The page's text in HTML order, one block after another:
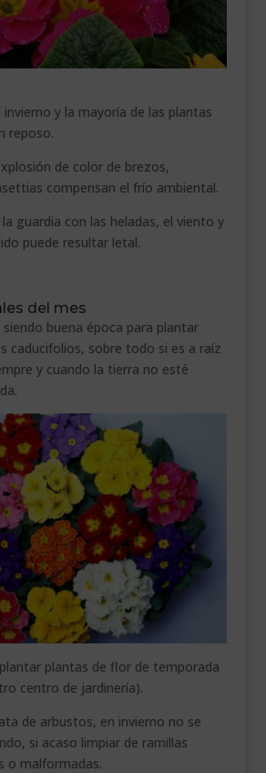
y la mayoría de las plantas
reposo.
de color de brezos,
compensan el frío ambiental.
guardia con las heladas, el viento y
puede resultar letal.
del mes
siendo buena época para plantar
caducifolios, sobre todo si es a raíz
y cuando la tierra no esté
plantas de flor de temporada
centro de jardinería).
de arbustos, en invierno no se
si acaso limpiar de ramillas
o malformadas.